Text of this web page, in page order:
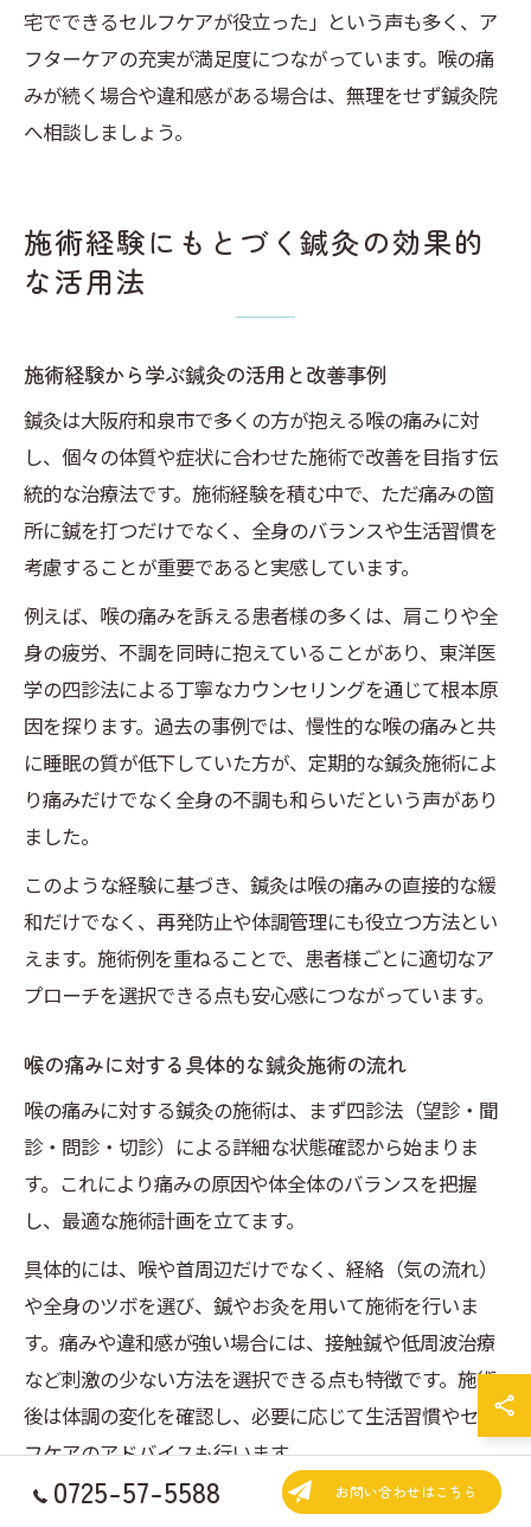
宅でできるセルフケアが役立った」という声も多く、ア
フターケアの充実が満足度につながっています。喉の痛
みが続く場合や違和感がある場合は、無理をせず鍼灸院
へ相談しましょう。
施術経験にもとづく鍼灸の効果的
な活用法
施術経験から学ぶ鍼灸の活用と改善事例
鍼灸は大阪府和泉市で多くの方が抱える喉の痛みに対
し、個々の体質や症状に合わせた施術で改善を目指す伝
統的な治療法です。施術経験を積む中で、ただ痛みの箇
所に鍼を打つだけでなく、全身のバランスや生活習慣を
考慮することが重要であると実感しています。
例えば、喉の痛みを訴える患者様の多くは、肩こりや全
身の疲労、不調を同時に抱えていることがあり、東洋医
学の四診法による丁寧なカウンセリングを通じて根本原
因を探ります。過去の事例では、慢性的な喉の痛みと共
に睡眠の質が低下していた方が、定期的な鍼灸施術によ
り痛みだけでなく全身の不調も和らいだという声があり
ました。
このような経験に基づき、鍼灸は喉の痛みの直接的な緩
和だけでなく、再発防止や体調管理にも役立つ方法とい
えます。施術例を重ねることで、患者様ごとに適切なア
プローチを選択できる点も安心感につながっています。
喉の痛みに対する具体的な鍼灸施術の流れ
喉の痛みに対する鍼灸の施術は、まず四診法（望診・聞
診・問診・切診）による詳細な状態確認から始まりま
す。これにより痛みの原因や体全体のバランスを把握
し、最適な施術計画を立てます。
具体的には、喉や首周辺だけでなく、経絡（気の流れ）
や全身のツボを選び、鍼やお灸を用いて施術を行いま
す。痛みや違和感が強い場合には、接触鍼や低周波治療
など刺激の少ない方法を選択できる点も特徴です。施術
後は体調の変化を確認し、必要に応じて生活習慣やセル
フケアのアドバイスも行います。
施術の流れを事前に説明することで、初めて鍼灸を受け
0725-57-5588 お問い合わせはこちら